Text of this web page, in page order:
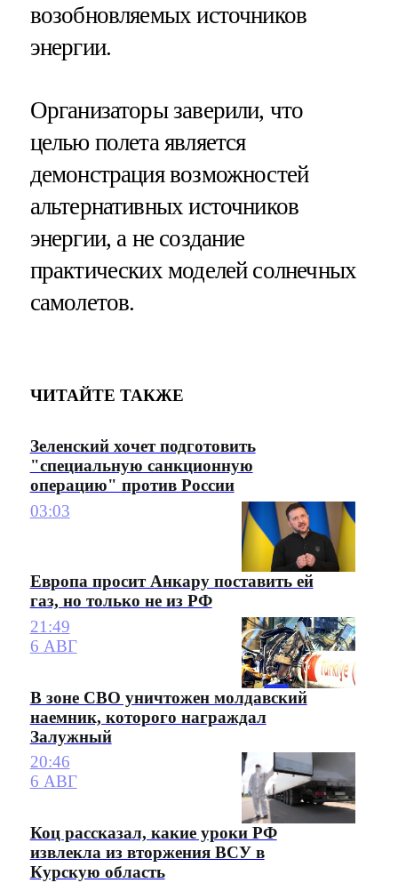
возобновляемых источников
энергии.
Организаторы заверили, что
целью полета является
демонстрация возможностей
альтернативных источников
энергии, а не создание
практических моделей солнечных
самолетов.
ЧИТАЙТЕ ТАКЖЕ
Зеленский хочет подготовить
"специальную санкционную
операцию" против России
03:03
Европа просит Анкару поставить ей
газ, но только не из РФ
21:49
6 АВГ
В зоне СВО уничтожен молдавский
наемник, которого награждал
Залужный
20:46
6 АВГ
Коц рассказал, какие уроки РФ
извлекла из вторжения ВСУ в
Курскую область